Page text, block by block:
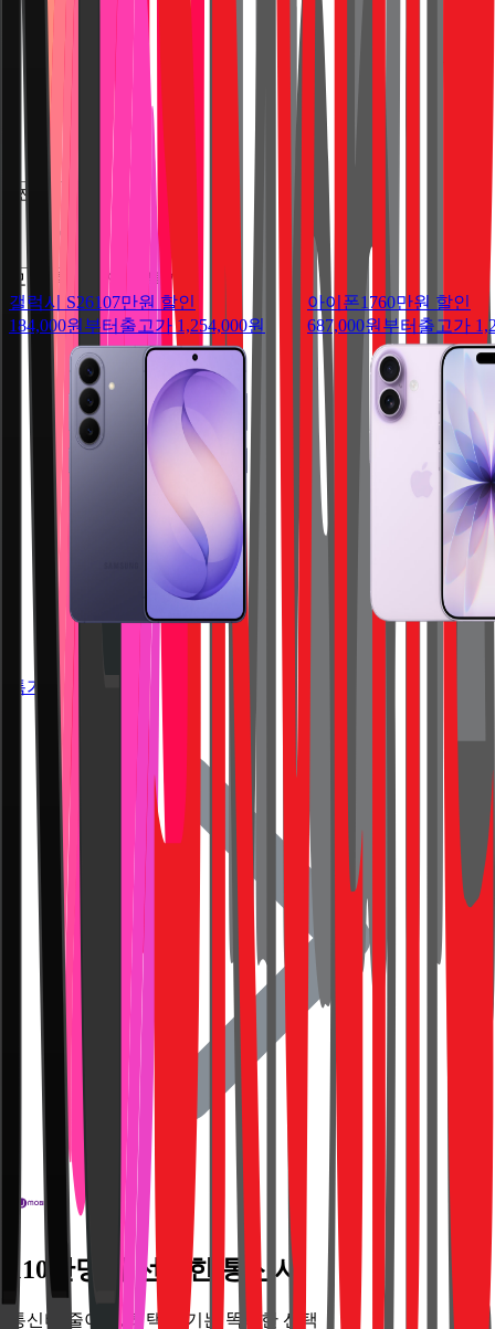
전체보기
모요 휴대폰 인기 특가
갤럭시 S26107만원 할인
184,000원부터 출고가 1,254,000원
아이폰1760만원 할인
687,000원부터 출고가
특가 더보기
110만명이 선택한 통신사
통신비 줄이고, 혜택 챙기는 똑똑한 선택